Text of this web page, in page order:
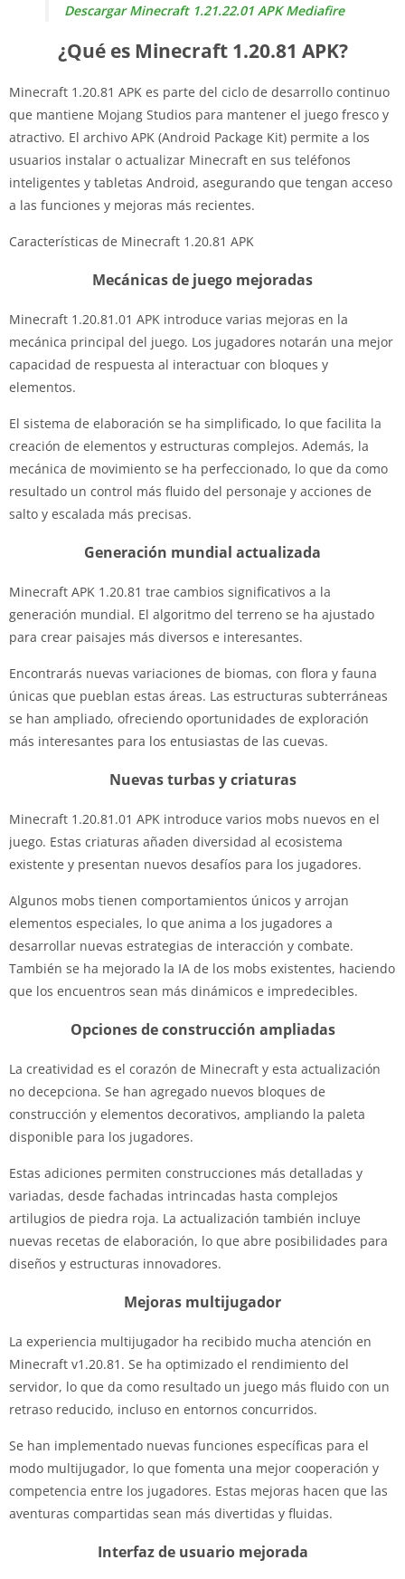
Descargar Minecraft 1.21.22.01 APK Mediafire
¿Qué es Minecraft 1.20.81 APK?
Minecraft 1.20.81 APK es parte del ciclo de desarrollo continuo
que mantiene Mojang Studios para mantener el juego fresco y
atractivo. El archivo APK (Android Package Kit) permite a los
usuarios instalar o actualizar Minecraft en sus teléfonos
inteligentes y tabletas Android, asegurando que tengan acceso
a las funciones y mejoras más recientes.
Características de Minecraft 1.20.81 APK
Mecánicas de juego mejoradas
Minecraft 1.20.81.01 APK introduce varias mejoras en la
mecánica principal del juego. Los jugadores notarán una mejor
capacidad de respuesta al interactuar con bloques y
elementos.
El sistema de elaboración se ha simplificado, lo que facilita la
creación de elementos y estructuras complejos. Además, la
mecánica de movimiento se ha perfeccionado, lo que da como
resultado un control más fluido del personaje y acciones de
salto y escalada más precisas.
Generación mundial actualizada
Minecraft APK 1.20.81 trae cambios significativos a la
generación mundial. El algoritmo del terreno se ha ajustado
para crear paisajes más diversos e interesantes.
Encontrarás nuevas variaciones de biomas, con flora y fauna
únicas que pueblan estas áreas. Las estructuras subterráneas
se han ampliado, ofreciendo oportunidades de exploración
más interesantes para los entusiastas de las cuevas.
Nuevas turbas y criaturas
Minecraft 1.20.81.01 APK introduce varios mobs nuevos en el
juego. Estas criaturas añaden diversidad al ecosistema
existente y presentan nuevos desafíos para los jugadores.
Algunos mobs tienen comportamientos únicos y arrojan
elementos especiales, lo que anima a los jugadores a
desarrollar nuevas estrategias de interacción y combate.
También se ha mejorado la IA de los mobs existentes, haciendo
que los encuentros sean más dinámicos e impredecibles.
Opciones de construcción ampliadas
La creatividad es el corazón de Minecraft y esta actualización
no decepciona. Se han agregado nuevos bloques de
construcción y elementos decorativos, ampliando la paleta
disponible para los jugadores.
Estas adiciones permiten construcciones más detalladas y
variadas, desde fachadas intrincadas hasta complejos
artilugios de piedra roja. La actualización también incluye
nuevas recetas de elaboración, lo que abre posibilidades para
diseños y estructuras innovadores.
Mejoras multijugador
La experiencia multijugador ha recibido mucha atención en
Minecraft v1.20.81. Se ha optimizado el rendimiento del
servidor, lo que da como resultado un juego más fluido con un
retraso reducido, incluso en entornos concurridos.
Se han implementado nuevas funciones específicas para el
modo multijugador, lo que fomenta una mejor cooperación y
competencia entre los jugadores. Estas mejoras hacen que las
aventuras compartidas sean más divertidas y fluidas.
Interfaz de usuario mejorada